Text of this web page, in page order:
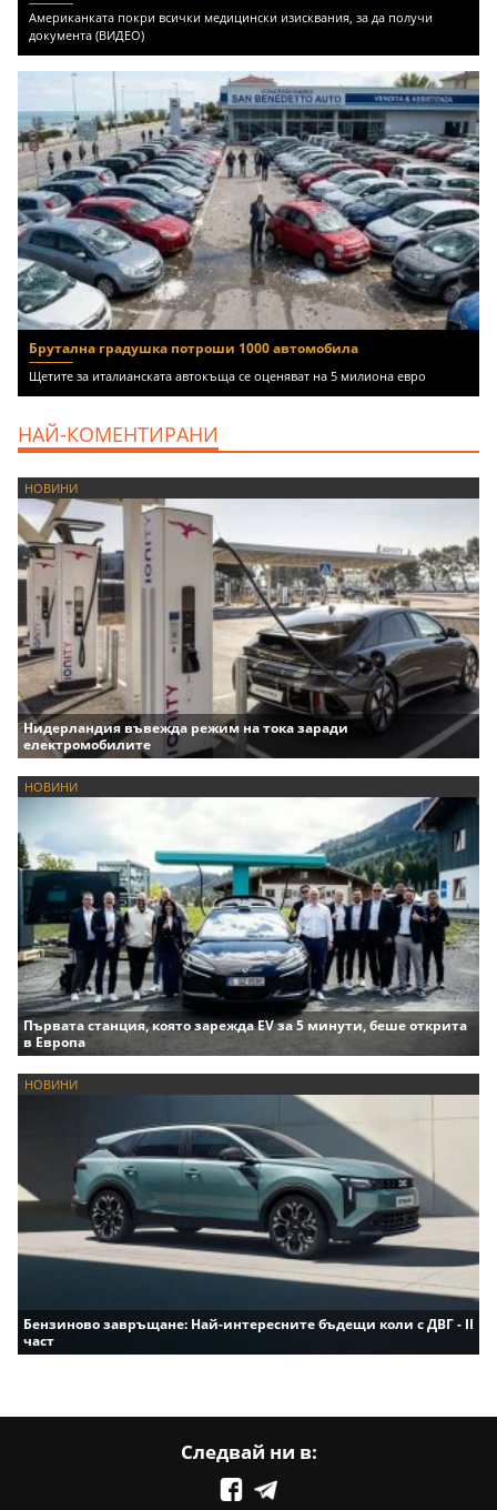
Американката покри всички медицински изисквания, за да получи
документа (ВИДЕО)
Брутална градушка потроши 1000 автомобила
Щетите за италианската автокъща се оценяват на 5 милиона евро
НАЙ-КОМЕНТИРАНИ
НОВИНИ
Нидерландия въвежда режим на тока заради
електромобилите
НОВИНИ
Първата станция, която зарежда EV за 5 минути, беше открита
в Европа
НОВИНИ
Бензиново завръщане: Най-интересните бъдещи коли с ДВГ - II
част
Следвай ни в: